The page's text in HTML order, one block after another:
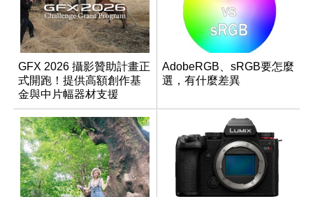
GFX 2026 攝影贊助計畫正
式開跑！提供高額創作基
金與中片幅器材支援
AdobeRGB、sRGB要怎麼
選，有什麼差異